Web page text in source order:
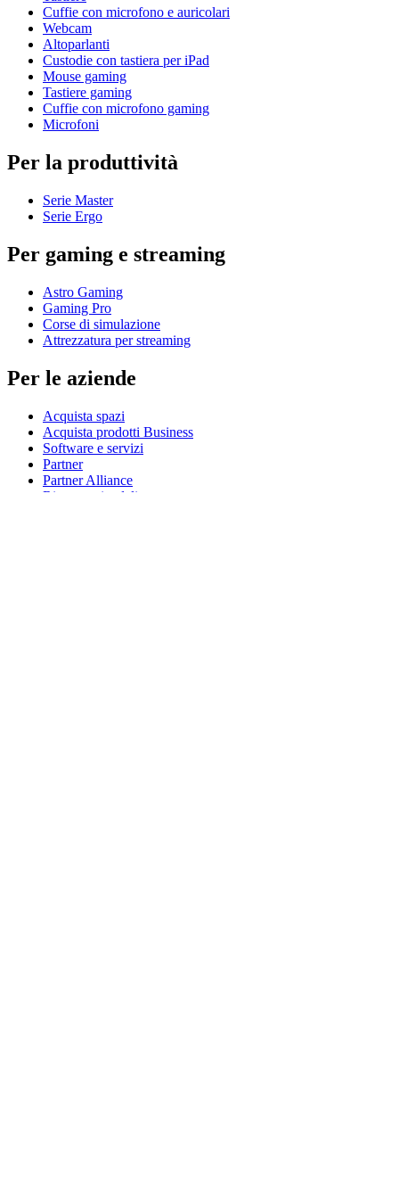
Cuffie con microfono e auricolari
Webcam
Altoparlanti
Custodie con tastiera per iPad
Mouse gaming
Tastiere gaming
Cuffie con microfono gaming
Microfoni
Per la produttività
Serie Master
Serie Ergo
Per gaming e streaming
Astro Gaming
Gaming Pro
Corse di simulazione
Attrezzatura per streaming
Per le aziende
Acquista spazi
Acquista prodotti Business
Software e servizi
Partner
Partner Alliance
Risorse aziendali